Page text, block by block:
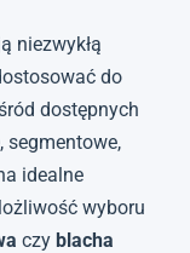
niezwykłą
do
dostępnych
segmentowe,
idealne
wyboru
czy blacha